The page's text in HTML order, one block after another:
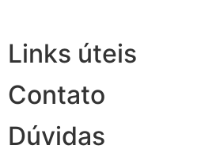
Links úteis
Contato
Dúvidas